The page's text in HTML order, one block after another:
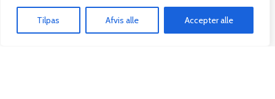
Tilpas Afvis alle Accepter alle
admin@vakifforlag.dk
+45 26 24 2354
Handelsbetingelser